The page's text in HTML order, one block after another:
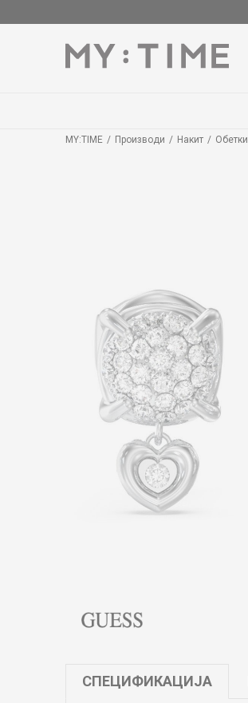
MY:TIME Производи Накит Обетки
СПЕЦИФИКАЦИЈА